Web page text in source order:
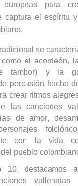
europeas para
captura el espíritu
se
como el acordeón,
tambor) y la
percusión hecho
crear ritmos
las canciones
de amor,
con la vida
pueblo
10, destacamos
vallenatas